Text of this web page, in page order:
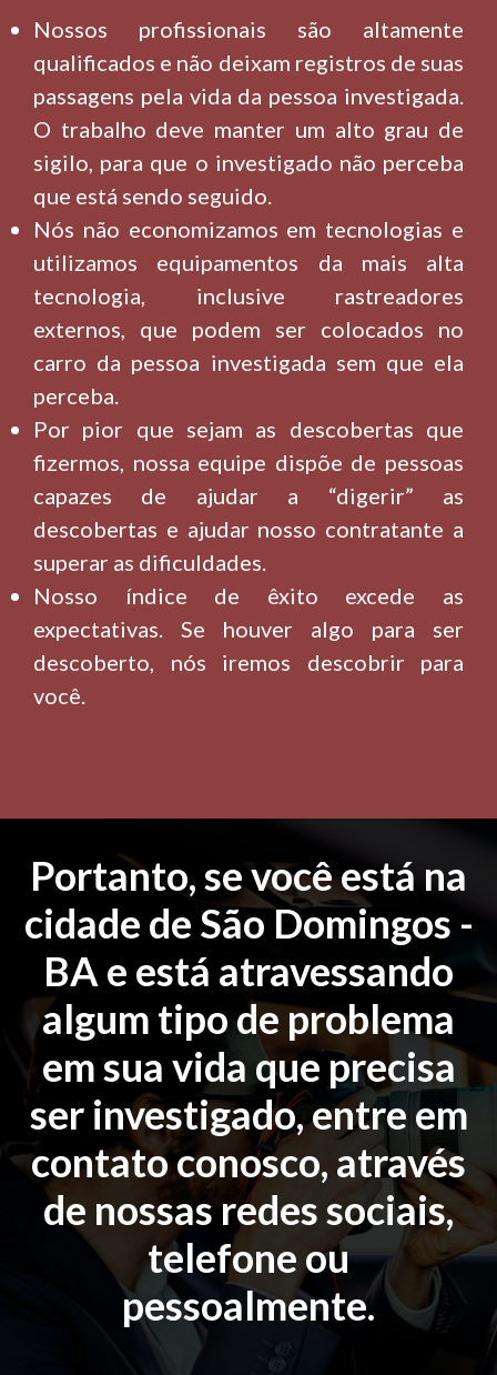
Nossos profissionais são altamente
qualificados e não deixam registros de suas
passagens pela vida da pessoa investigada.
O trabalho deve manter um alto grau de
sigilo, para que o investigado não perceba
que está sendo seguido.
Nós não economizamos em tecnologias e
utilizamos equipamentos da mais alta
tecnologia, inclusive rastreadores
externos, que podem ser colocados no
carro da pessoa investigada sem que ela
perceba.
Por pior que sejam as descobertas que
fizermos, nossa equipe dispõe de pessoas
capazes de ajudar a “digerir” as
descobertas e ajudar nosso contratante a
superar as dificuldades.
Nosso índice de êxito excede as
expectativas. Se houver algo para ser
descoberto, nós iremos descobrir para
você.
Portanto, se você está na
cidade de São Domingos -
BA e está atravessando
algum tipo de problema
em sua vida que precisa
ser investigado, entre em
contato conosco, através
de nossas redes sociais,
telefone ou
pessoalmente.